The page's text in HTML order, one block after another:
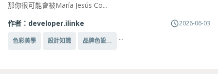
那你很可能會被María Jesús Co...
作者： developer.ilinke 2026-06-03
色彩美學 設計知識 品牌色設... ...